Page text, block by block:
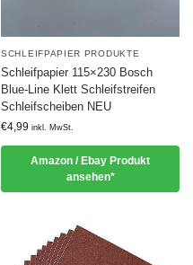
SCHLEIFPAPIER PRODUKTE
Schleifpapier 115×230 Bosch
Blue-Line Klett Schleifstreifen
Schleifscheiben NEU
€4,99 inkl. MwSt.
Amazon / Ebay Produkt
ansehen*